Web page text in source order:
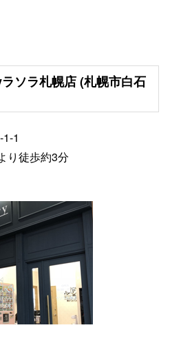
ソラ札幌店 (札幌市白石
1
り徒歩約3分